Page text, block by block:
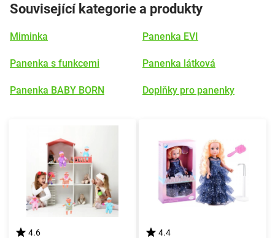
Související kategorie a produkty
Miminka
Panenka s funkcemi
Panenka BABY BORN
Panenka EVI
Panenka látková
Doplňky pro panenky
4.6 4.4